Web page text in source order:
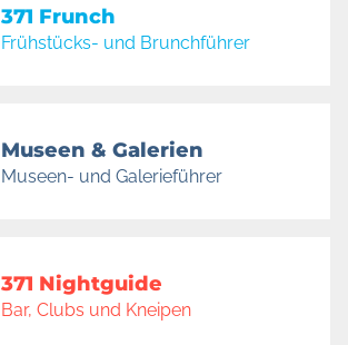
371 Frunch
Frühstücks- und Brunchführer
Museen & Galerien
Museen- und Galerieführer
371 Nightguide
Bar, Clubs und Kneipen